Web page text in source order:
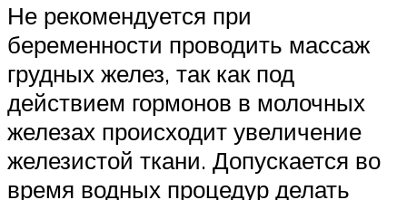
Не рекомендуется при
беременности проводить массаж
грудных желез, так как под
действием гормонов в молочных
железах происходит увеличение
железистой ткани. Допускается во
время водных процедур делать